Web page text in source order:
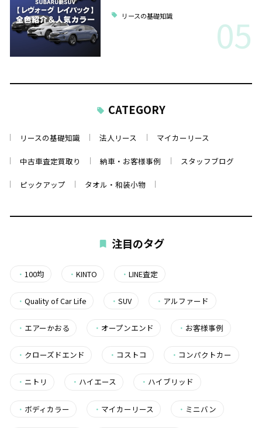
リースの基礎知識 05
CATEGORY
リースの基礎知識 法人リース マイカーリース
中古車査定買取り 納車・お客様事例 スタッフブログ
ピックアップ タオル・和装小物
注目のタグ
・ 100均 ・KINTO ・LINE査定
・ Quality of Car Life ・SUV ・ アルファード
・ エアーかおる ・ オープンエンド ・ お客様事例
・ クローズドエンド ・ コストコ ・ コンパクトカー
・ ニトリ ・ ハイエース ・ ハイブリッド
・ ボディカラー ・ マイカーリース ・ ミニバン